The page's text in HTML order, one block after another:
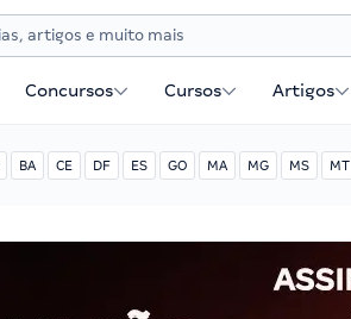
Concursos Cursos Artigos
BA CE DF ES GO MA MG MS MT